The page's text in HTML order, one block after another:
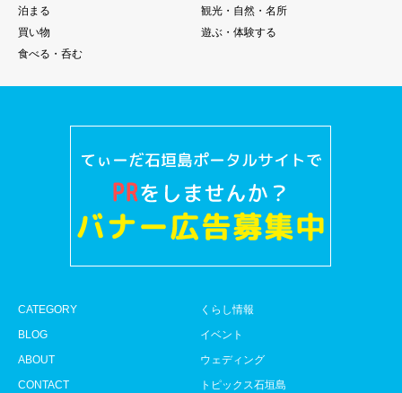
泊まる
観光・自然・名所
買い物
遊ぶ・体験する
食べる・呑む
CATEGORY
BLOG
ABOUT
CONTACT
くらし情報
イベント
ウェディング
トピックス石垣島